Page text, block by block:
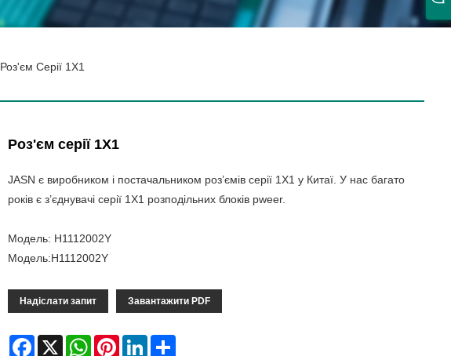
Роз'єм Серії 1X1
Роз'єм серії 1X1
JASN є виробником і постачальником роз’ємів серії 1X1 у Китаї. У нас багато
років є з’єднувачі серії 1X1 розподільних блоків pweer.
Модель: H1112002Y
Модель:H1112002Y
Надіслати запит Завантажити PDF
Facebook
X WhatsAppPinterestLinkedIn